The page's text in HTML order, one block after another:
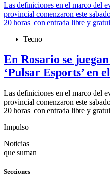
Las definiciones en el marco del
provincial comenzaron este
20 horas, con entrada libre y
Tecno
En Rosario se
‘Pulsar Esports’ en
Las definiciones en el marco del
provincial comenzaron este
20 horas, con entrada libre y
Impulso
Noticias
que suman
Secciones